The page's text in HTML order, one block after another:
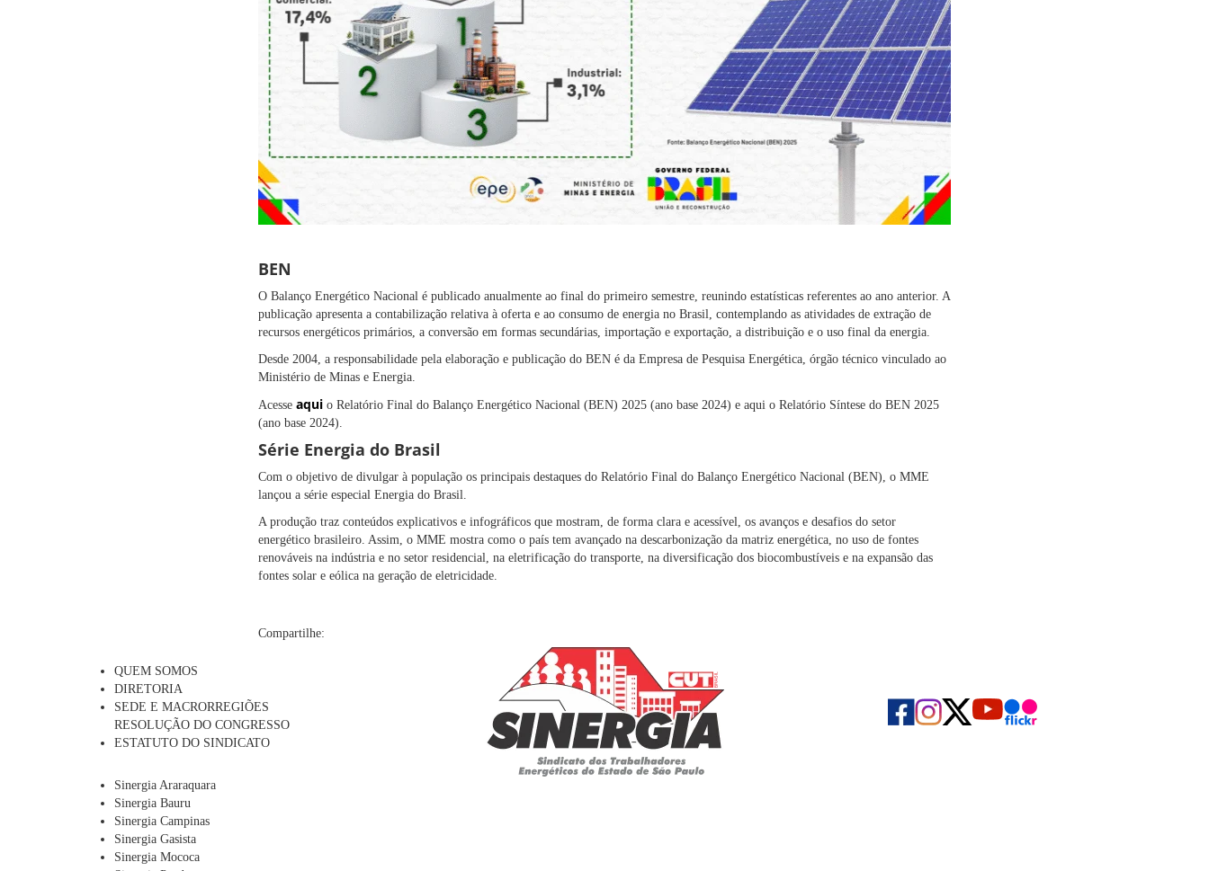
BEN
O Balanço Energético Nacional é publicado anualmente ao final do primeiro semestre, reunindo estatísticas referentes ao ano anterior. A
publicação apresenta a contabilização relativa à oferta e ao consumo de energia no Brasil, contemplando as atividades de extração de
recursos energéticos primários, a conversão em formas secundárias, importação e exportação, a distribuição e o uso final da energia.
Desde 2004, a responsabilidade pela elaboração e publicação do BEN é da Empresa de Pesquisa Energética, órgão técnico vinculado ao
Ministério de Minas e Energia.
Acesse aqui o Relatório Final do Balanço Energético Nacional (BEN) 2025 (ano base 2024) e aqui o Relatório Síntese do BEN 2025
(ano base 2024).
Série Energia do Brasil
Com o objetivo de divulgar à população os principais destaques do Relatório Final do Balanço Energético Nacional (BEN), o MME
lançou a série especial Energia do Brasil.
A produção traz conteúdos explicativos e infográficos que mostram, de forma clara e acessível, os avanços e desafios do setor
energético brasileiro. Assim, o MME mostra como o país tem avançado na descarbonização da matriz energética, no uso de fontes
renováveis na indústria e no setor residencial, na eletrificação do transporte, na diversificação dos biocombustíveis e na expansão das
fontes solar e eólica na geração de eletricidade.
Compartilhe:
QUEM SOMOS
DIRETORIA
SEDE E MACRORREGIÕES
RESOLUÇÃO DO CONGRESSO
ESTATUTO DO SINDICATO
Sinergia Araraquara
Sinergia Bauru
Sinergia Campinas
Sinergia Gasista
Sinergia Mococa